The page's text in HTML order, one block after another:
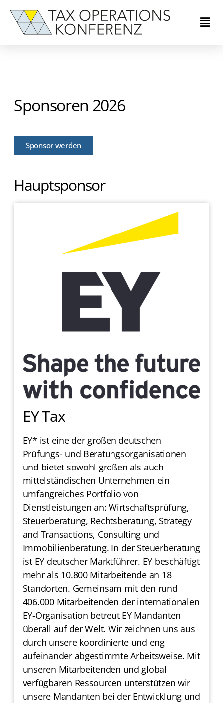
Sponsoren 2026
Sponsor werden
Hauptsponsor
EY Tax
EY* ist eine der großen deutschen
Prüfungs- und Beratungsorganisationen
und bietet sowohl großen als auch
mittelständischen Unternehmen ein
umfangreiches Portfolio von
Dienstleistungen an: Wirtschaftsprüfung,
Steuerberatung, Rechtsberatung, Strategy
and Transactions, Consulting und
Immobilienberatung. In der Steuerberatung
ist EY deutscher Marktführer. EY beschäftigt
mehr als 10.800 Mitarbeitende an 18
Standorten. Gemeinsam mit den rund
406.000 Mitarbeitenden der internationalen
EY-Organisation betreut EY Mandanten
überall auf der Welt. Wir zeichnen uns aus
durch unsere koordinierte und eng
aufeinander abgestimmte Arbeitsweise. Mit
unseren Mitarbeitenden und global
verfügbaren Ressourcen unterstützen wir
unsere Mandanten bei der Entwicklung und